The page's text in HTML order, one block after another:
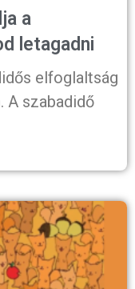
a
letagadni
elfoglaltság
A szabadidő